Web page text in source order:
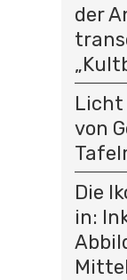
der
Licht
von
Die
in: